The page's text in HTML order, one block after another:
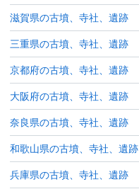
滋賀県の古墳、寺社、遺跡
三重県の古墳、寺社、遺跡
京都府の古墳、寺社、遺跡
大阪府の古墳、寺社、遺跡
奈良県の古墳、寺社、遺跡
和歌山県の古墳、寺社、遺跡
兵庫県の古墳、寺社、遺跡